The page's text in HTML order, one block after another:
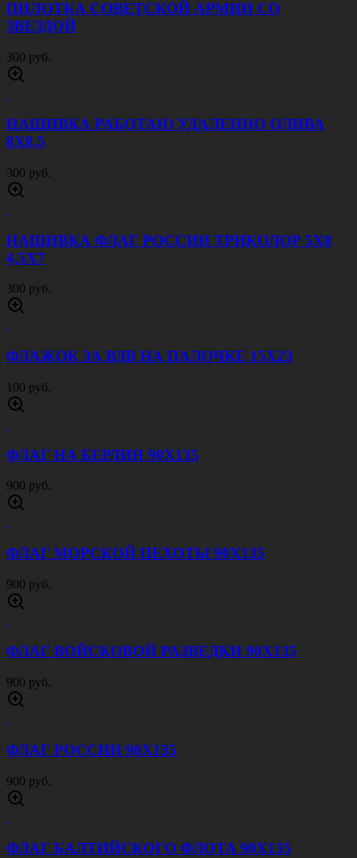
ПИЛОТКА СОВЕТСКОЙ АРМИИ CО
ЗВЕЗДОЙ
300 руб.
НАШИВКА РАБОТАЮ УДАЛЕННО ОЛИВА
8Х8,5
300 руб.
НАШИВКА ФЛАГ РОССИИ ТРИКОЛОР 5Х8
4,5Х7
300 руб.
ФЛАЖОК ЗА ВДВ НА ПАЛОЧКЕ 15Х23
100 руб.
ФЛАГ НА БЕРЛИН 90Х135
900 руб.
ФЛАГ МОРСКОЙ ПЕХОТЫ 90Х135
900 руб.
ФЛАГ ВОЙСКОВОЙ РАЗВЕДКИ 90Х135
900 руб.
ФЛАГ РОССИИ 90Х135
900 руб.
ФЛАГ БАЛТИЙСКОГО ФЛОТА 90Х135